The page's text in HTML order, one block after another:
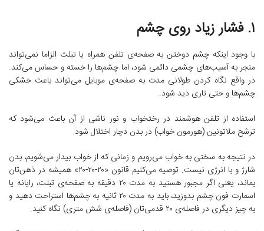
۱. فشار زیاد روی چشم
با وجود اینکه چشم دوختن به صفحه‌ی تلفن همراه یا تبلت الزاما نمی‌تواند
منجر به آسیب‌های چشمی دائمی شود، اما چشم‌ها را خسته و حساس می‌کند.
در واقع نگاه کردن طولانی مدت به صفحه‌ی موبایل می‌تواند باعث خشکی
چشم‌ها و حتی تاری دید شود.
استفاده از تلفن هوشمند در رختخواب و نور ناشی از آن باعث می‌شود که
ترشح ملاتونین (هورمون خواب) در بدن دچار اختلال شود.
در نتیجه به سختی به خواب می‌رویم و زمانی که از خواب بیدار می‌شویم، بدن
شارژ و با انرژی نیست. توصیه می‌کنیم قانون «۲۰-۲۰-۲۰» همیشه در ذهن‌تان
بماند، یعنی اگر مجبور هستید به مدت ۲۰ دقیقه به صفحه‌ی تبلت، رایانه یا
اسمارت فون چشم بدوزید، باید به مدت ۲۰ ثانیه به چشم‌ها استراحت دهید و
به چیز دیگری در فاصله‌ی ۲۰ قدمی‌تان (فاصله‌ی شش متری) نگاه کنید.